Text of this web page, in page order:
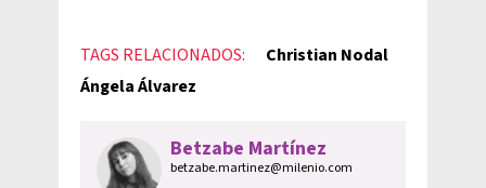
TAGS RELACIONADOS:
Christian Nodal
Ángela Álvarez
Betzabe Martínez
betzabe.martinez@milenio.com